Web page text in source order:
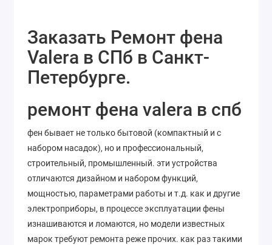
Заказать Ремонт фена
Valera в СПб в Санкт-
Петербурге.
ремонт фена valera в спб
фен бывает не только бытовой (компактный и с
набором насадок), но и профессиональный,
строительный, промышленный. эти устройства
отличаются дизайном и набором функций,
мощностью, параметрами работы и т.д. как и другие
электроприборы, в процессе эксплуатации фены
изнашиваются и ломаются, но модели известных
марок требуют ремонта реже прочих. как раз такими